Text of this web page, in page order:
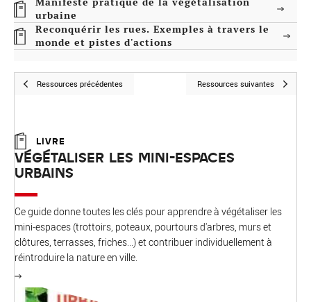
urbaine
Reconquérir les rues. Exemples à travers le
monde et pistes d'actions
Ressources précédentes Ressources suivantes
LIVRE
VÉGÉTALISER LES MINI-ESPACES
URBAINS
Ce guide donne toutes les clés pour apprendre à végétaliser les
mini-espaces (trottoirs, poteaux, pourtours d'arbres, murs et
clôtures, terrasses, friches...) et contribuer individuellement à
réintroduire la nature en ville.